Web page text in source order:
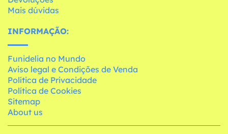
Mais dúvidas
INFORMAÇÃO:
Funidelia no Mundo
Aviso legal e Condições de Venda
Política de Privacidade
Política de Cookies
Sitemap
About us